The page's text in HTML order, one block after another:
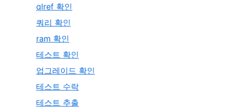
qlref 확인
쿼리 확인
ram 확인
테스트 확인
업그레이드 확인
테스트 수락
테스트 추출